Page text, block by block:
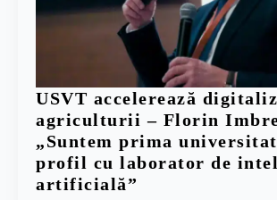
USVT accelerează
agriculturii – Florin
„Suntem prima
profil cu laborator de
artificială”